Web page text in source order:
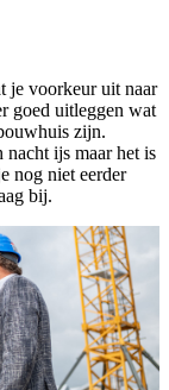
je voorkeur uit naar
goed uitleggen wat
zijn.
ijs maar het is
nog niet eerder
bij.